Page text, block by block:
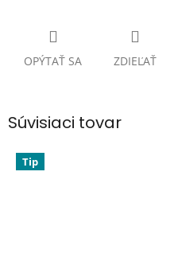
OPÝTAŤ SA ZDIEĽAŤ
Súvisiaci tovar
Tip